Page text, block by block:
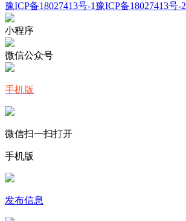
豫ICP备18027413号-1豫ICP备18027413号-2
小程序
微信公众号
手机版
微信扫一扫打开
手机版
发布信息